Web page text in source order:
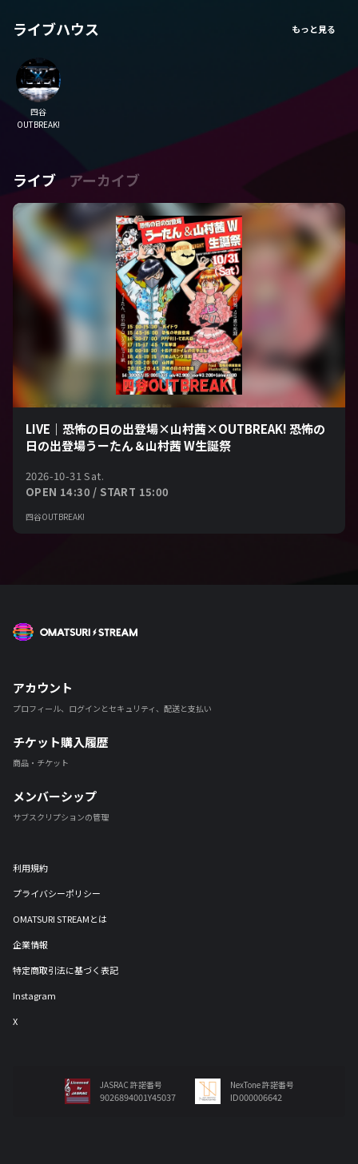
ライブハウス
四谷
OUTBREAK!
ライブ アーカイブ
LIVE｜恐怖の日の出登場×山村茜×OUTBREAK! 恐怖の
日の出登場うーたん＆山村茜 W生誕祭
2026-10-31 Sat.
OPEN 14:30 / START 15:00
四谷OUTBREAK!
アカウント
プロフィール、ログインとセキュリティ、配送と支払い
チケット購入履歴
商品・チケット
メンバーシップ
サブスクリプションの管理
利用規約
プライバシーポリシー
OMATSURI STREAMとは
企業情報
特定商取引法に基づく表記
Instagram
X
JASRAC 許諾番号
9026894001Y45037
NexTone 許諾番号
ID000006642